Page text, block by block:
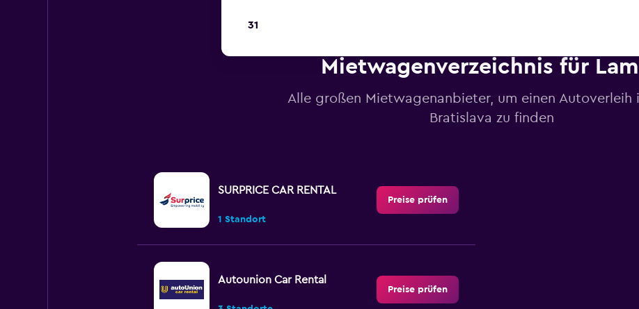
Mietwagenverzeichnis für
Alle großen Mietwagenanbieter, um einen Autoverleih
Bratislava zu finden
SURPRICE CAR RENTAL
1 Standort
Preise prüfen
Autounion Car Rental
Preise prüfen
31